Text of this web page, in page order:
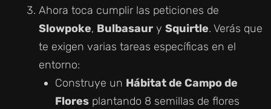
Ahora toca cumplir las peticiones de
Slowpoke, Bulbasaur y Squirtle. Verás que
te exigen varias tareas específicas en el
entorno:
Construye un Hábitat de Campo de
Flores plantando 8 semillas de flores